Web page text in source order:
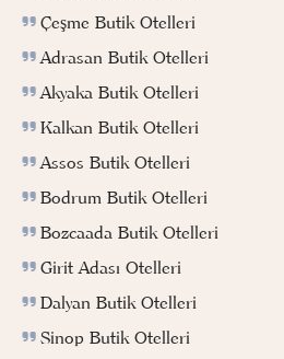
Çeşme Butik Otelleri
Adrasan Butik Otelleri
Akyaka Butik Otelleri
Kalkan Butik Otelleri
Assos Butik Otelleri
Bodrum Butik Otelleri
Bozcaada Butik Otelleri
Girit Adası Otelleri
Dalyan Butik Otelleri
Sinop Butik Otelleri